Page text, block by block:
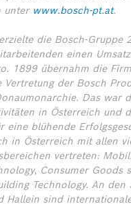
unter www.bosch-pt.at.
die Bosch-Gruppe
einen
1899 übernahm die
Vertretung der Bosch
Das war
in Österreich und
eine blühende
in Österreich mit allen
vertreten:
Consumer Goods
Technology. An den
Hallein sind